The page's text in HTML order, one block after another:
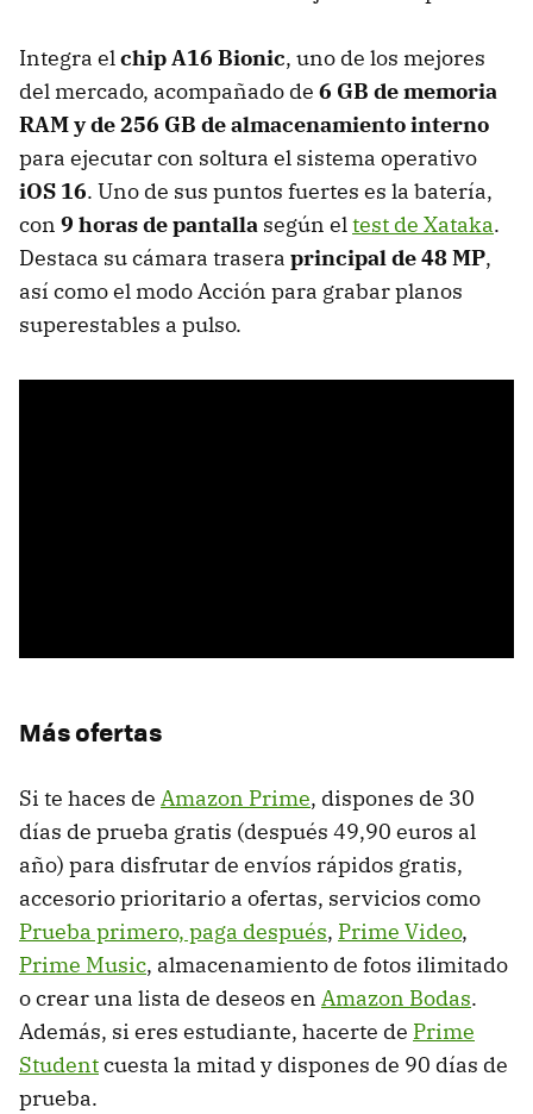
Integra elchip A16 Bionic, uno de los mejores
del mercado, acompañado de 6 GB de memoria
RAM y de 256 GB de almacenamiento interno
para ejecutar con soltura el sistema operativo
iOS 16. Uno de sus puntos fuertes es la batería,
con 9 horas de pantalla según eltest de Xataka.
Destaca su cámara trasera principal de 48 MP,
así como el modo Acción para grabar planos
superestables a pulso.
Más ofertas
Si te haces de Amazon Prime, dispones de 30
días de prueba gratis (después 49,90 euros al
año) para disfrutar de envíos rápidos gratis,
accesorio prioritario a ofertas, servicios como
Prueba primero, paga después, Prime Video,
Prime Music, almacenamiento de fotos ilimitado
o crear una lista de deseos en Amazon Bodas.
Además, si eres estudiante, hacerte de Prime
Studentcuesta la mitad y dispones de 90 días de
prueba.